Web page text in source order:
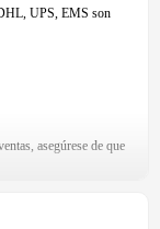
UPS, EMS son
asegúrese de que
de compra